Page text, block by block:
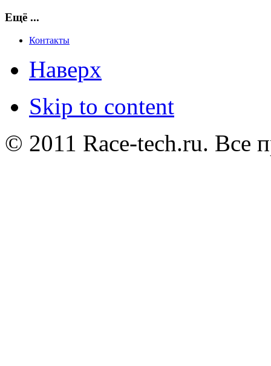
Ещё ...
Контакты
Наверх
Skip to content
© 2011 Race-tech.ru. Все